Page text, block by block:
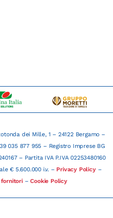
dei Mille, 1 – 24122 Bergamo –
035 877 955 – Registro Imprese BG
– Partita IVA P.IVA 02253480160
€ 5.600.000 i.v. – Privacy Policy –
–Cookie Policy